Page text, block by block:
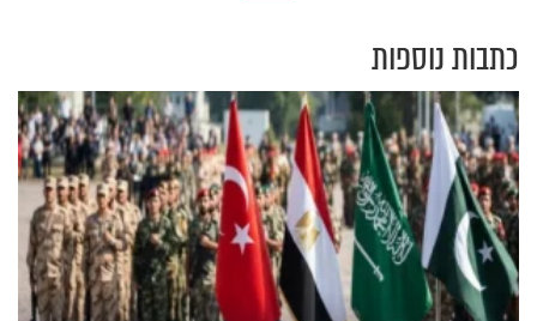
כתבות נוספות